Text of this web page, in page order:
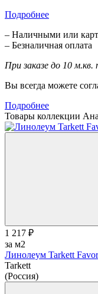
Подробнее
– Наличными или
– Безналичная оплата
При заказе до 10
Вы всегда можете
Подробнее
Товары коллекции
1 217 ₽
за м2
Линолеум Tarkett
Tarkett
(Россия)